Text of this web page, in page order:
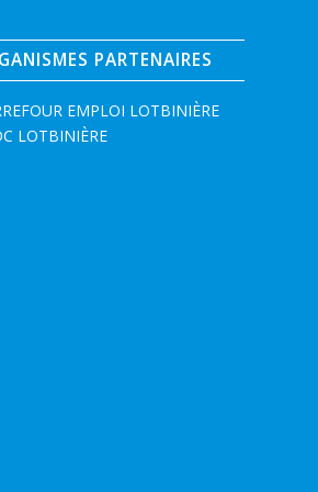
PARTENAIRES
EMPLOI LOTBINIÈRE
LOTBINIÈRE